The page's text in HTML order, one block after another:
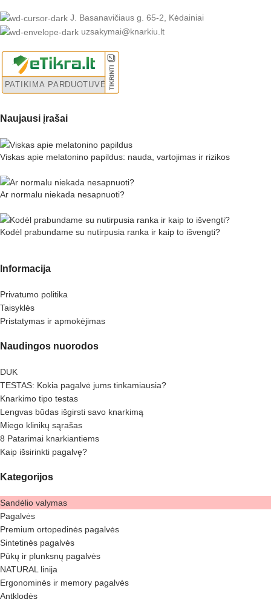
J. Basanavičiaus g. 65-2, Kėdainiai
uzsakymai@knarkiu.lt
Naujausi įrašai
Viskas apie melatonino papildus: nauda, vartojimas ir rizikos
Ar normalu niekada nesapnuoti?
Kodėl prabundame su nutirpusia ranka ir kaip to išvengti?
Informacija
Privatumo politika
Taisyklės
Pristatymas ir apmokėjimas
Naudingos nuorodos
DUK
TESTAS: Kokia pagalvė jums tinkamiausia?
Knarkimo tipo testas
Lengvas būdas išgirsti savo knarkimą
Miego klinikų sąrašas
8 Patarimai knarkiantiems
Kaip išsirinkti pagalvę?
Kategorijos
Sandėlio valymas
Pagalvės
Premium ortopedinės pagalvės
Sintetinės pagalvės
Pūkų ir plunksnų pagalvės
NATURAL linija
Ergonominės ir memory pagalvės
Antklodės